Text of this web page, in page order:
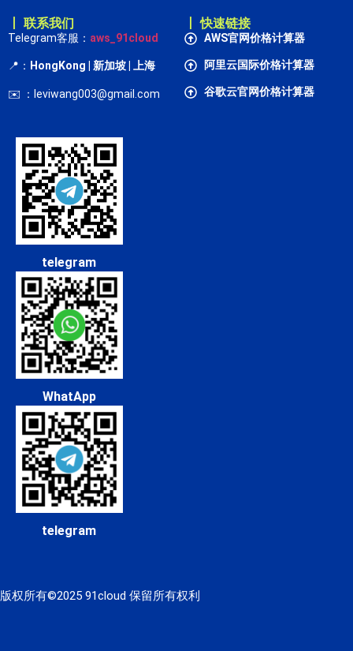
丨 联系我们
Telegram客服： aws_91cloud
📍： HongKong | 新加坡 | 上海
✉️ ：leviwang003@gmail.com
丨 快速链接
AWS官网价格计算器
阿里云国际价格计算器
谷歌云官网价格计算器
telegram
WhatApp
telegram
版权所有©2025 91cloud 保留所有权利